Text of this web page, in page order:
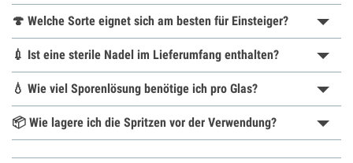
🍄 Welche Sorte eignet sich am besten für Einsteiger?
💉 Ist eine sterile Nadel im Lieferumfang enthalten?
💧 Wie viel Sporenlösung benötige ich pro Glas?
📦 Wie lagere ich die Spritzen vor der Verwendung?